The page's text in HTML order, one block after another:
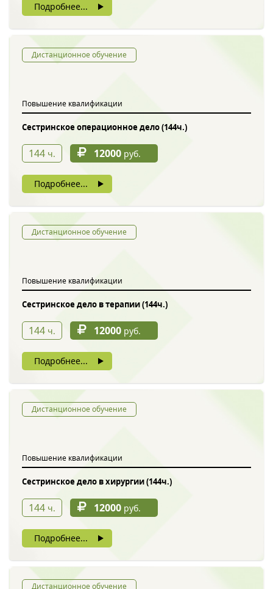
Подробнее...
Дистанционное обучение
Повышение квалификации
Сестринское операционное дело (144ч.)
144 ч. 12000 руб.
Подробнее...
Дистанционное обучение
Повышение квалификации
Сестринское дело в терапии (144ч.)
144 ч. 12000 руб.
Подробнее...
Дистанционное обучение
Повышение квалификации
Сестринское дело в хирургии (144ч.)
144 ч. 12000 руб.
Подробнее...
Дистанционное обучение